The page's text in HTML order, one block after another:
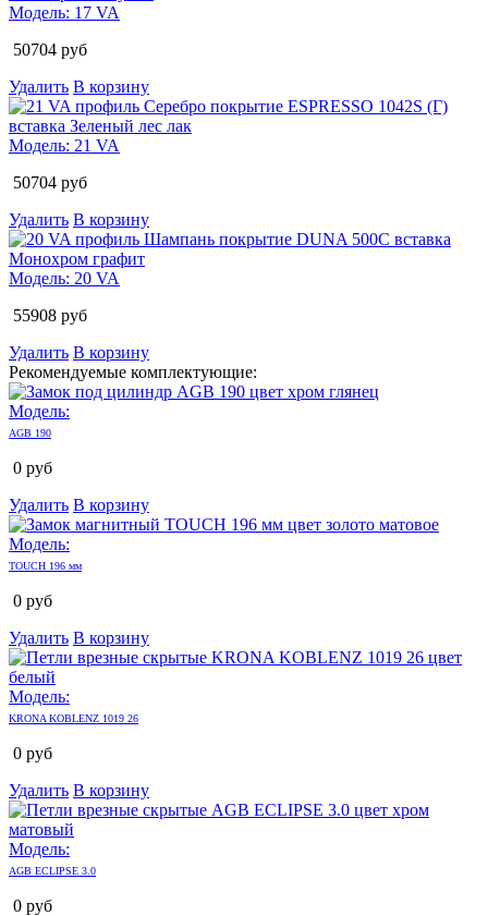
Модель: 17 VA
50704 руб
Удалить В корзину
Модель: 21 VA
50704 руб
Удалить В корзину
Модель: 20 VA
55908 руб
Удалить В корзину
Рекомендуемые комплектующие:
Модель:
AGB 190
0 руб
Удалить В корзину
Модель:
TOUCH 196 мм
0 руб
Удалить В корзину
Модель:
KRONA KOBLENZ 1019 26
0 руб
Удалить В корзину
Модель:
AGB ECLIPSE 3.0
0 руб